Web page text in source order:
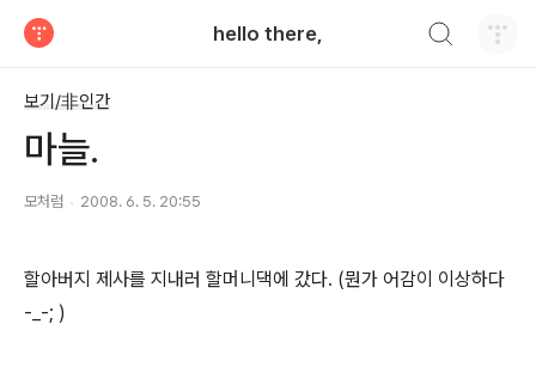
hello there,
보기/非인간
마늘.
모처럼 2008. 6. 5. 20:55
할아버지 제사를 지내러 할머니댁에 갔다. (뭔가 어감이 이상하다
-_-; )